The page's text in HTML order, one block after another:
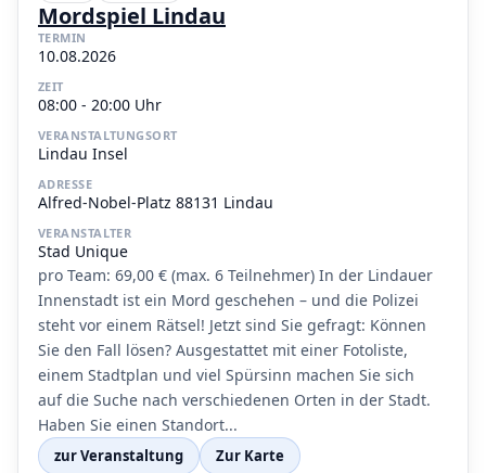
Mordspiel Lindau
TERMIN
10.08.2026
ZEIT
08:00 - 20:00 Uhr
VERANSTALTUNGSORT
Lindau Insel
ADRESSE
Alfred-Nobel-Platz 88131 Lindau
VERANSTALTER
Stad Unique
pro Team: 69,00 € (max. 6 Teilnehmer) In der Lindauer
Innenstadt ist ein Mord geschehen – und die Polizei
steht vor einem Rätsel! Jetzt sind Sie gefragt: Können
Sie den Fall lösen? Ausgestattet mit einer Fotoliste,
einem Stadtplan und viel Spürsinn machen Sie sich
auf die Suche nach verschiedenen Orten in der Stadt.
Haben Sie einen Standort...
zur Veranstaltung Zur Karte